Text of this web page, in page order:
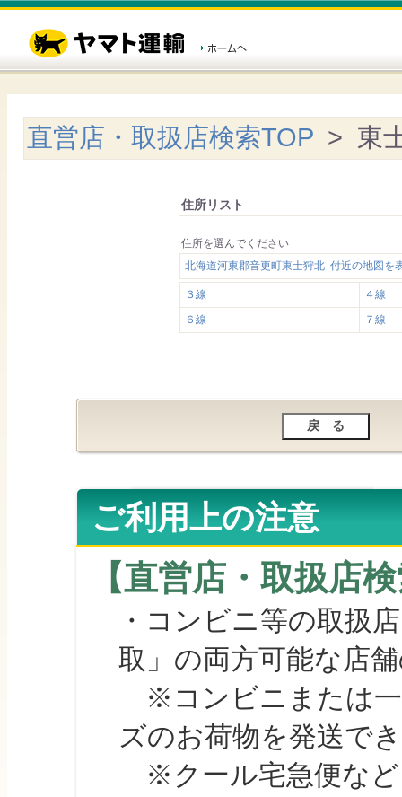
直営店・取扱店検索TOP > 東
住所リスト
住所を選んでください
北海道河東郡音更町東士狩北 付近の地図を
３線
４線
６線
７線
ご利用上の注意
【直営店・取扱店
・コンビニ等の取扱
取」の両方可能な店
※コンビニまたは一
ズのお荷物を発送で
※クール宅急便など